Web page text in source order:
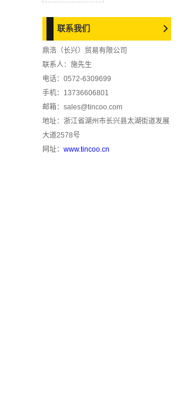
联系我们
鼎浩（长兴）贸易有限公司
联系人：施先生
电话：0572-6309699
手机：13736606801
邮箱：sales@tincoo.com
地址：浙江省湖州市长兴县太湖街道发展
大道2578号
网址： www.tincoo.cn